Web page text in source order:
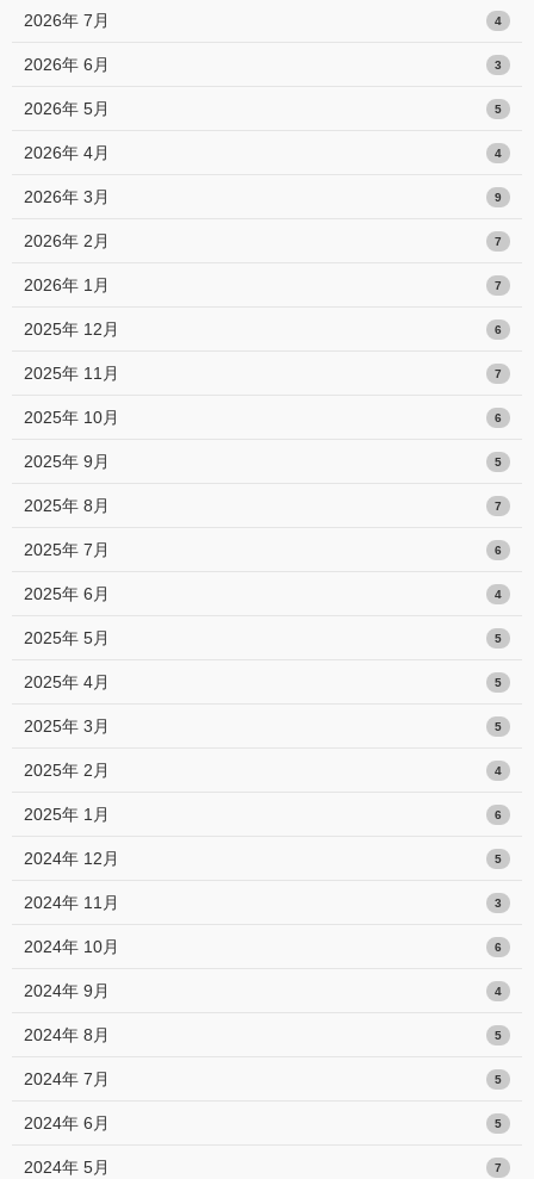
2026年 7月 4
2026年 6月 3
2026年 5月 5
2026年 4月 4
2026年 3月 9
2026年 2月 7
2026年 1月 7
2025年 12月 6
2025年 11月 7
2025年 10月 6
2025年 9月 5
2025年 8月 7
2025年 7月 6
2025年 6月 4
2025年 5月 5
2025年 4月 5
2025年 3月 5
2025年 2月 4
2025年 1月 6
2024年 12月 5
2024年 11月 3
2024年 10月 6
2024年 9月 4
2024年 8月 5
2024年 7月 5
2024年 6月 5
2024年 5月 7